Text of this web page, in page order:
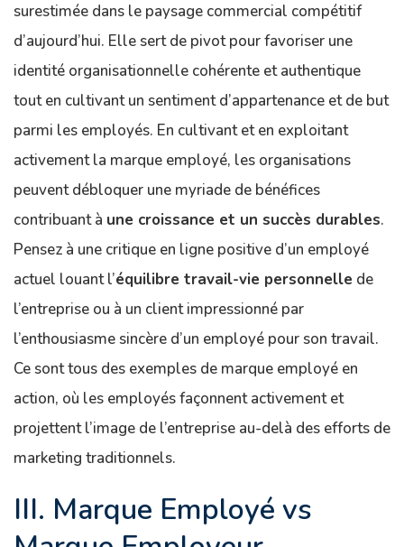
surestimée dans le paysage commercial compétitif
d’aujourd’hui. Elle sert de pivot pour favoriser une
identité organisationnelle cohérente et authentique
tout en cultivant un sentiment d’appartenance et de but
parmi les employés. En cultivant et en exploitant
activement la marque employé, les organisations
peuvent débloquer une myriade de bénéfices
contribuant à une croissance et un succès durables.
Pensez à une critique en ligne positive d’un employé
actuel louant l’équilibre travail-vie personnelle de
l’entreprise ou à un client impressionné par
l’enthousiasme sincère d’un employé pour son travail.
Ce sont tous des exemples de marque employé en
action, où les employés façonnent activement et
projettent l’image de l’entreprise au-delà des efforts de
marketing traditionnels.
III. Marque Employé vs